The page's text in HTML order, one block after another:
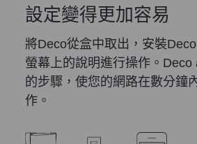
設定變得更加容易
將Deco從盒中取出，安裝
螢幕上的說明進行操作。Deco
的步驟，使您的網路在數分鐘
作。